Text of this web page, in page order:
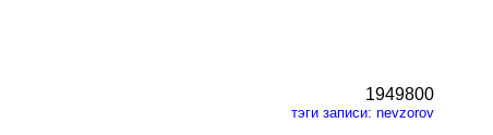
1949800
тэги записи: nevzorov